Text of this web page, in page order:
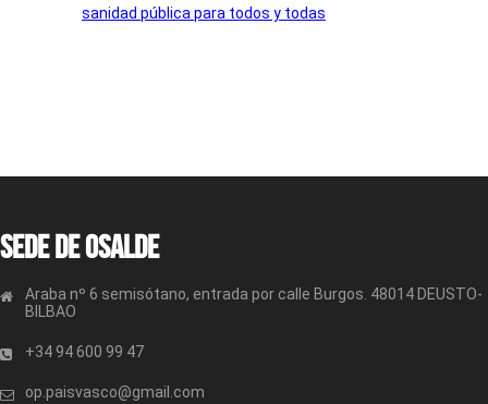
sanidad pública para todos y todas
Sede de OSALDE
Araba nº 6 semisótano, entrada por calle Burgos. 48014 DEUSTO-
BILBAO
+34 94 600 99 47
op.paisvasco@gmail.com